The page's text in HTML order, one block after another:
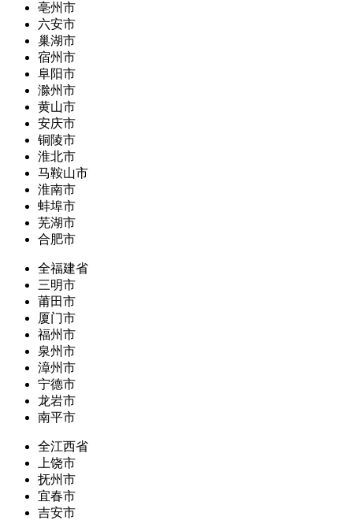
亳州市
六安市
巢湖市
宿州市
阜阳市
滁州市
黄山市
安庆市
铜陵市
淮北市
马鞍山市
淮南市
蚌埠市
芜湖市
合肥市
全福建省
三明市
莆田市
厦门市
福州市
泉州市
漳州市
宁德市
龙岩市
南平市
全江西省
上饶市
抚州市
宜春市
吉安市